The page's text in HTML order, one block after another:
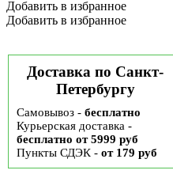
Добавить в избранное
Добавить в избранное
Доставка по Санкт-
Петербургу
Самовывоз - бесплатно
Курьерская доставка -
бесплатно от 5999 руб
Пункты СДЭК - от 179 руб